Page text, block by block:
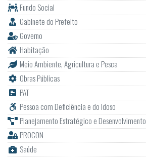
Fundo Social
Gabinete do Prefeito
Governo
Habitação
Meio Ambiente, Agricultura e Pesca
Obras Públicas
PAT
Pessoa com Deficiência e do Idoso
Planejamento Estratégico e Desenvolvimento
PROCON
Saúde